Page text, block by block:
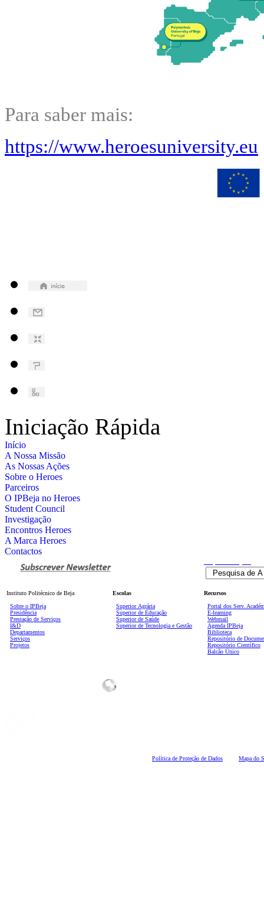
Para saber mais:
https://www.heroesuniversity.eu
Iniciação Rápida
Início
A Nossa Missão
As Nossas Ações
Sobre o Heroes
Parceiros
O IPBeja no Heroes
Student Council
Investigação
Encontros Heroes
A Marca Heroes
Contactos
Instituto Politécnico de Beja
Sobre o IPBeja
Presidência
Prestação de Serviços
I&D
Departamentos
Serviços
Projetos
Escolas
Superior Agrária
Superior de Educação
Superior de Saúde
Superior de Tecnologia e Gestão
Recursos
Portal dos Serv.
E-learning
Webmail
Agenda IPBeja
Biblioteca
Repositório de
Repositório Científico
Balcão Único
Política de Proteção de Dados Mapa do